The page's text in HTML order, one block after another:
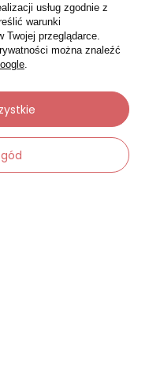
usług zgodnie z
warunki
Twojej przeglądarce.
można znaleźć
.